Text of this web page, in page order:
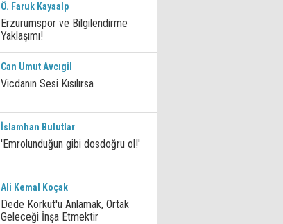
Ö. Faruk Kayaalp
Erzurumspor ve Bilgilendirme
Yaklaşımı!
Can Umut Avcıgil
Vicdanın Sesi Kısılırsa
İslamhan Bulutlar
'Emrolunduğun gibi dosdoğru ol!'
Ali Kemal Koçak
Dede Korkut'u Anlamak, Ortak
Geleceği İnşa Etmektir